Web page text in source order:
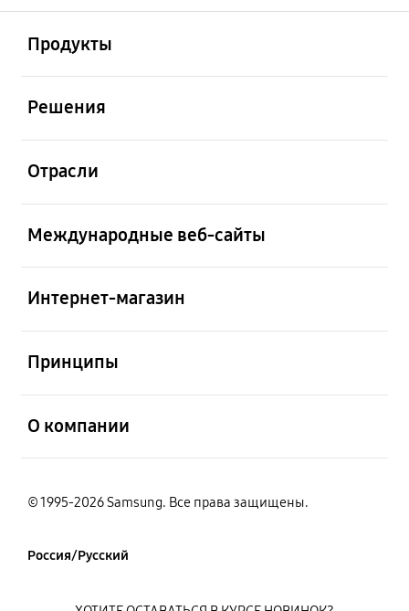
Продукты
Решения
Отрасли
Международные веб-сайты
Интернет-магазин
Принципы
О компании
© 1995-2026 Samsung. Все права защищены.
Россия/Русский